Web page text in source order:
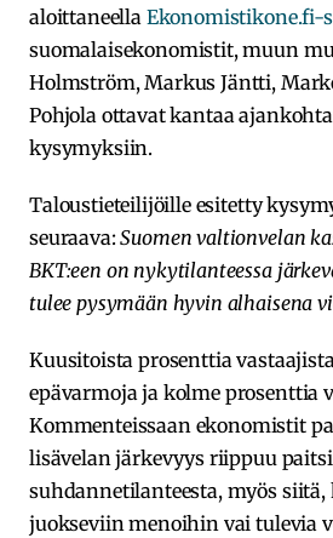
aloittaneella Ekonomistikone.fi-
suomalaisekonomistit, muun
Holmström, Markus Jäntti,
Pohjola ottavat kantaa
kysymyksiin.
Taloustieteilijöille esitetty
seuraava:Suomen valtionvelan
BKT:een on nykytilanteessa
tulee pysymään hyvin alhaisena
Kuusitoista prosenttia
epävarmoja ja kolme prosenttia
Kommenteissaan ekonomistit
lisävelan järkevyys riippuu paitsi
suhdannetilanteesta, myös
juokseviin menoihin vai tulevia